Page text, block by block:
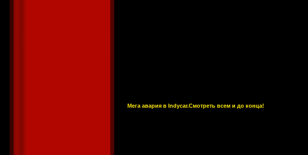
Мега авария в Indycar.Смотреть всем и до конца!